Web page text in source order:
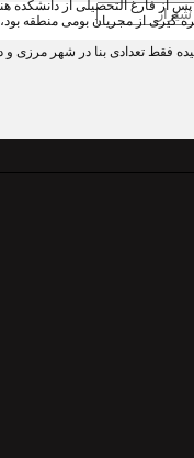
بهره گیری از مجریان بومی
فقط تعدادی بنا در شهر